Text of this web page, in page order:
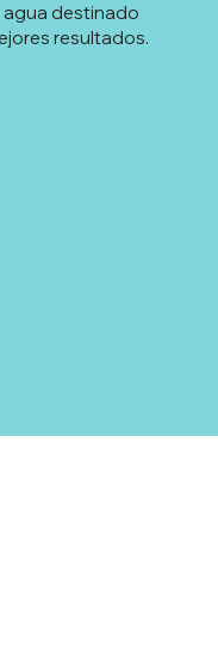
agua destinado
resultados.